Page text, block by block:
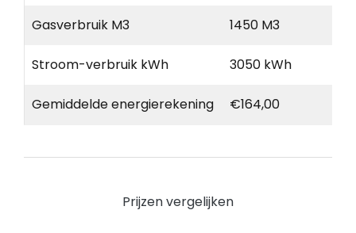
Gasverbruik M3 1450 M3
Stroom-verbruik kWh 3050 kWh
Gemiddelde energierekening €164,00
Prijzen vergelijken